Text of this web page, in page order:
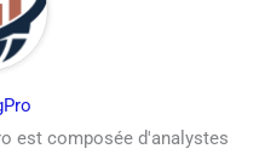
est composée d'analystes